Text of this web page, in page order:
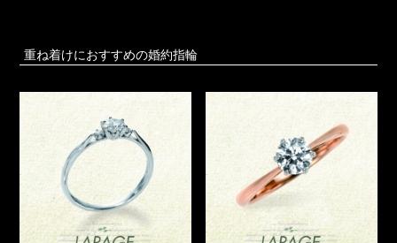
重ね着けにおすすめの婚約指輪